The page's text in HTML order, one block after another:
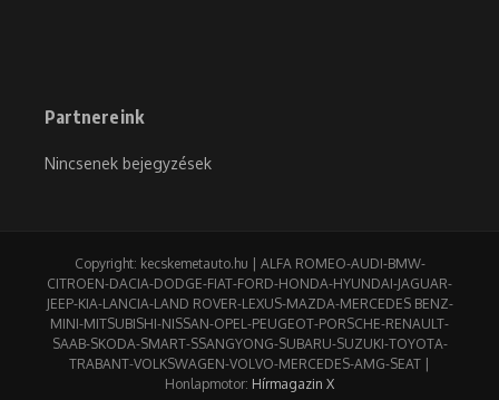
Partnereink
Nincsenek bejegyzések
Copyright: kecskemetauto.hu | ALFA ROMEO-AUDI-BMW-
CITROEN-DACIA-DODGE-FIAT-FORD-HONDA-HYUNDAI-JAGUAR-
JEEP-KIA-LANCIA-LAND ROVER-LEXUS-MAZDA-MERCEDES BENZ-
MINI-MITSUBISHI-NISSAN-OPEL-PEUGEOT-PORSCHE-RENAULT-
SAAB-SKODA-SMART-SSANGYONG-SUBARU-SUZUKI-TOYOTA-
TRABANT-VOLKSWAGEN-VOLVO-MERCEDES-AMG-SEAT |
Honlapmotor: Hírmagazin X